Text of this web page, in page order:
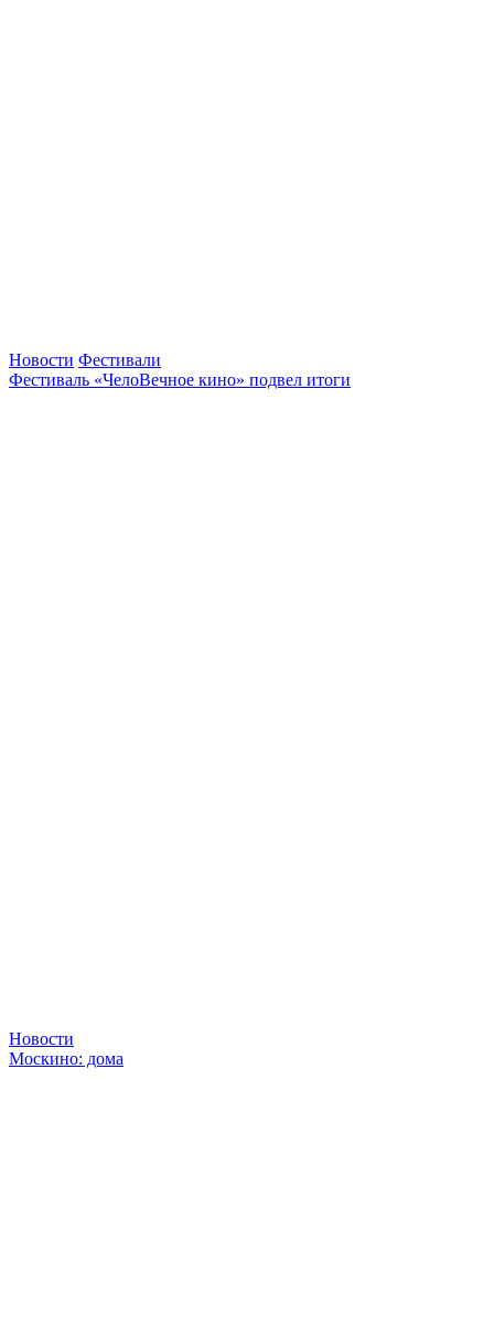
Новости Фестивали
Фестиваль «ЧелоВечное кино» подвел итоги
Новости
Москино: дома